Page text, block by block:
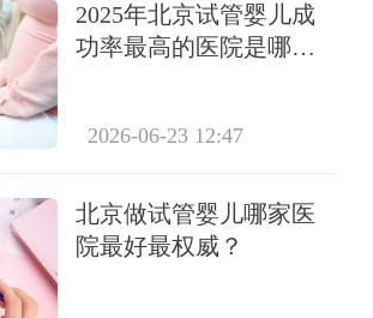
2025年北京试管婴儿成
功率最高的医院是哪
2026-06-23 12:47
北京做试管婴儿哪家医
院最好最权威？